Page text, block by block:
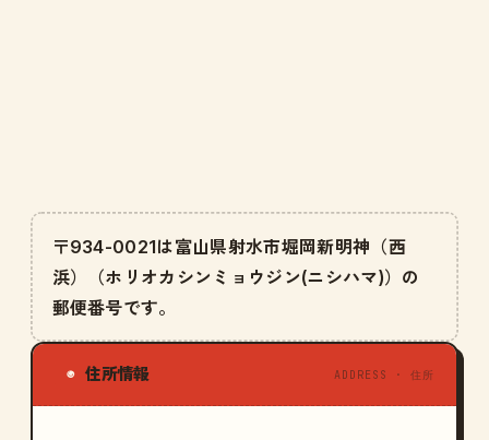
〒934-0021は富山県射水市堀岡新明神（西
浜）（ホリオカシンミョウジン(ニシハマ)）の
郵便番号です。
◉ 住所情報 ADDRESS · 住所